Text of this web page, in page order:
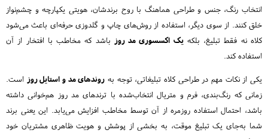
انتخاب رنگ، جنس و طراحی هماهنگ با روح برندشان، هویتی یکپارچه و چشم‌نواز
خلق کنند. از سوی دیگر، استفاده از روش‌های چاپ و گلدوزی حرفه‌ای باعث می‌شود
کلاه نه فقط تبلیغ، بلکهیک اکسسوری مد روز باشد که مخاطب با افتخار از آن
استفاده کند.
یکی از نکات مهم در طراحی کلاه تبلیغاتی، توجه به روندهای مد و استایل روز است.
زمانی که رنگ‌بندی، فرم و متریال انتخاب‌شده با ترندهای مد روز هم‌خوانی داشته
باشد، احتمال استفاده روزمره از آن توسط مخاطب افزایش می‌یابد. این یعنی برند
شما به‌جای یک تبلیغ موقت، به بخشی از پوشش و هویت ظاهری مشتریان خود